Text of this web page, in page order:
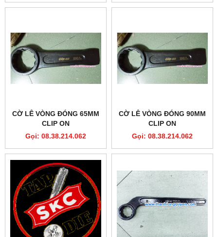
CỜ LÊ VÒNG ĐÓNG 65MM
CLIP ON
Gọi: 08.38.214.062
CỜ LÊ VÒNG ĐÓNG 90MM
CLIP ON
Gọi: 08.38.214.062